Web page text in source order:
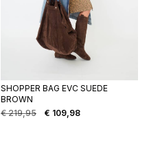
SHOPPER BAG EVC SUEDE
BROWN
€219,95
Oorspronkelijke
€ 109,98
Huidige